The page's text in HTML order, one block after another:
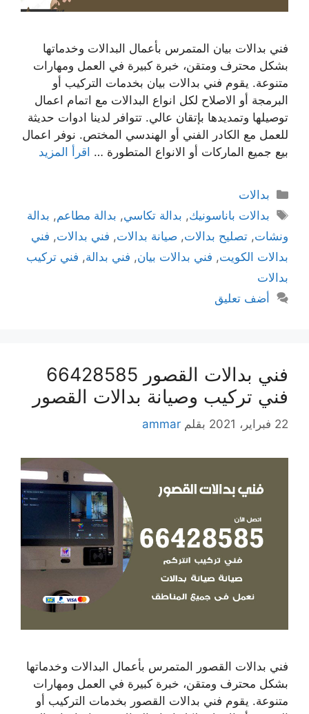
فني بدالات بيان المتمرس بأعمال البدالات وخدماتها
بشكل محترف ومتقن، خبرة كبيرة في العمل ومهارات
متنوعة. يقوم فني بدالات بيان بخدمات التركيب أو
البرمجة أو الاصلاح لكل انواع البدالات مع اتمام اعمال
توصيلها وتمديدها بإتقان عالي. تتوافر لدينا ادوات حديثة
للعمل مع الكادر الفني أو الهندسي المختص. نوفر اعمال
بيع جميع الماركات أو الانواع المتطورة … اقرأ المزيد
بدالات
بدالات باناسونيك, بدالة تكاسي, بدالة مطاعم, بدالة
ونشات, تصليح بدالات, صيانة بدالات, فني بدالات, فني
بدالات الكويت, فني بدالات بيان, فني بدالة, فني تركيب
بدالات
أضف تعليق
فني بدالات القصور 66428585
فني تركيب وصيانة بدالات القصور
22 فبراير، 2021 بقلم ammar
فني بدالات القصور المتمرس بأعمال البدالات وخدماتها
بشكل محترف ومتقن، خبرة كبيرة في العمل ومهارات
متنوعة. يقوم فني بدالات القصور بخدمات التركيب أو